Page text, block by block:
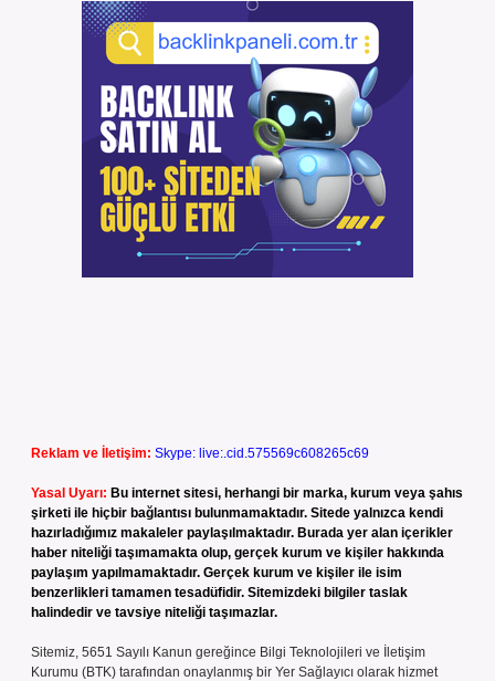
Reklam ve İletişim: Skype: live:.cid.575569c608265c69
Yasal Uyarı: Bu internet sitesi, herhangi bir marka, kurum veya şahıs
şirketi ile hiçbir bağlantısı bulunmamaktadır. Sitede yalnızca kendi
hazırladığımız makaleler paylaşılmaktadır. Burada yer alan içerikler
haber niteliği taşımamakta olup, gerçek kurum ve kişiler hakkında
paylaşım yapılmamaktadır. Gerçek kurum ve kişiler ile isim
benzerlikleri tamamen tesadüfidir. Sitemizdeki bilgiler taslak
halindedir ve tavsiye niteliği taşımazlar.
Sitemiz, 5651 Sayılı Kanun gereğince Bilgi Teknolojileri ve İletişim
Kurumu (BTK) tarafından onaylanmış bir Yer Sağlayıcı olarak hizmet